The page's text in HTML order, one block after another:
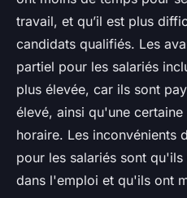
travail, et qu’il est plus
candidats qualifiés. Les
partiel pour les salariés
plus élevée, car ils sont
élevé, ainsi qu'une
horaire. Les inconvénients
pour les salariés sont
dans l'emploi et qu'ils ont